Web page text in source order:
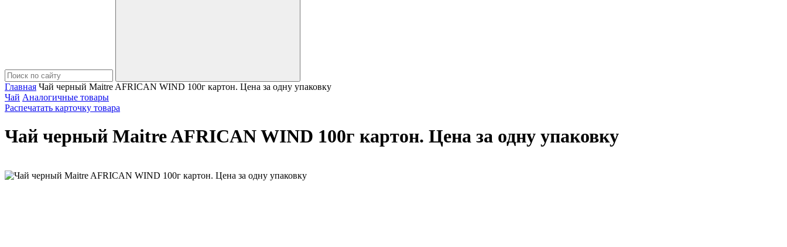
Главная Чай черный Maitre AFRICAN WIND 100г картон. Цена за одну упаковку
Чай Аналогичные товары
Распечатать карточку товара
Чай черный Maitre AFRICAN WIND 100г картон. Цена за одну упаковку